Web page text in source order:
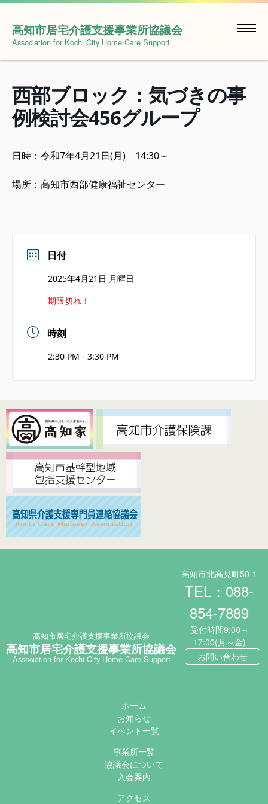
Skip
content
高知市居宅介護支援事業所協議会
Association for Kochi City Home Care Support
西部ブロック：気づきの事
例検討会456グループ
日時：令和7年4月21日(月) 14:30～
場所：高知市西部健康福祉センター
日付
2025年4月21日 月曜日
期限切れ！
時刻
2:30 PM - 3:30 PM
高知市居宅介護支援事業所協議会
高知市居宅介護支援事業所協議会
Association for Kochi City Home Care Support
高知市北高見町50-1
TEL：088-
854-7889
受付時間9:00～
17:00(月～金)
お問い合わせ
ホーム
お知らせ
イベント一覧
事業所一覧
協議会について
入会案内
アクセス